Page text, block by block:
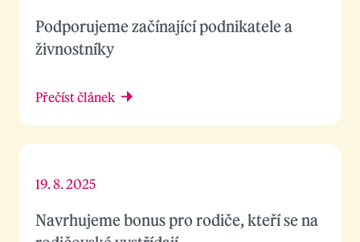
Podporujeme začínající podnikatele a
živnostníky
Přečíst článek
Navrhujeme bonus pro rodiče, kteří se na
19. 8. 2025